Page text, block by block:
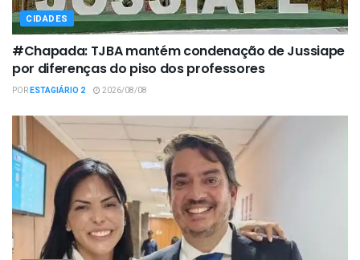
CIDADES
#Chapada: TJBA mantém condenação de Jussiape
por diferenças do piso dos professores
PORESTAGIÁRIO 2 2026/08/08